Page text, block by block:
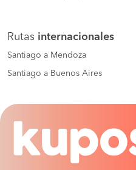
Rutas internacionales
Santiago a Mendoza
Santiago a Buenos Aires